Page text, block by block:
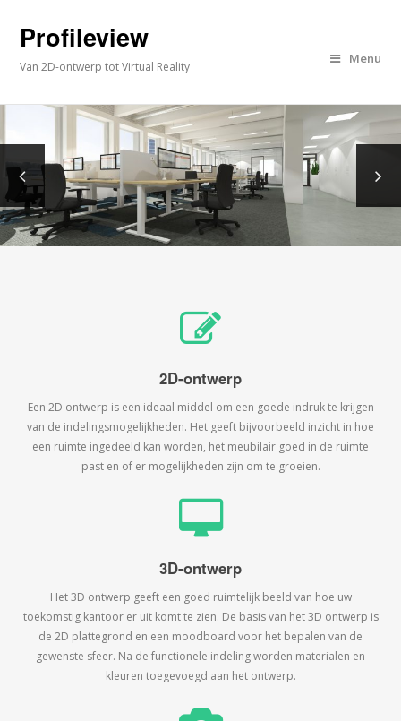
Profileview
Van 2D-ontwerp tot Virtual Reality
Menu
2D-ontwerp
Een 2D ontwerp is een ideaal middel om een goede indruk te krijgen
van de indelingsmogelijkheden. Het geeft bijvoorbeeld inzicht in hoe
een ruimte ingedeeld kan worden, het meubilair goed in de ruimte
past en of er mogelijkheden zijn om te groeien.
3D-ontwerp
Het 3D ontwerp geeft een goed ruimtelijk beeld van hoe uw
toekomstig kantoor er uit komt te zien. De basis van het 3D ontwerp is
de 2D plattegrond en een moodboard voor het bepalen van de
gewenste sfeer. Na de functionele indeling worden materialen en
kleuren toegevoegd aan het ontwerp.